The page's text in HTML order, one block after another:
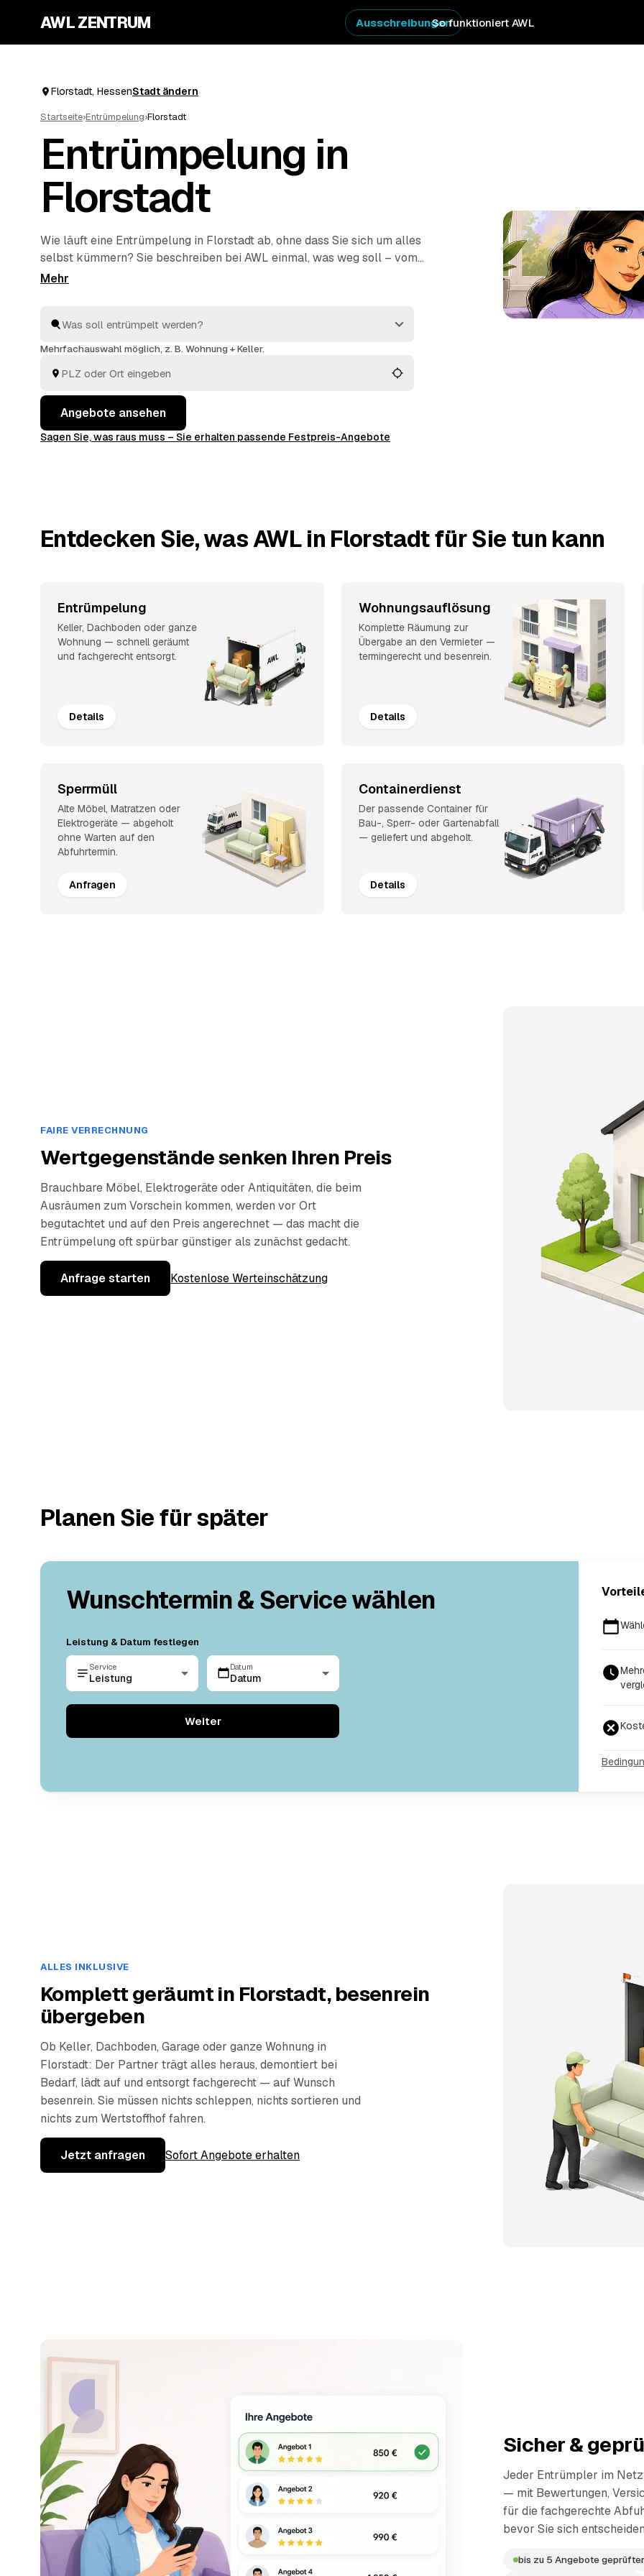
AWL ZENTRUM So funktioniert AWL
Ausschreibungen
Florstadt, HessenStadt ändern
Startseite›Entrümpelung›Florstadt
Entrümpelung in
Florstadt
Wie läuft eine Entrümpelung in Florstadt ab, ohne dass Sie sich um alles
selbst kümmern? Sie beschreiben bei AWL einmal, was weg soll – vom
einzelnen Keller bis zur kompletten
abtransportieren, fachgerecht entsorgen.
Mehrfachauswahl möglich, z. B. Wohnung + Keller.
Angebote ansehen
Sagen Sie, was raus muss – Sie erhalten passende Festpreis-Angebote
Entdecken Sie, was AWL in Florstadt für Sie tun kann
Entrümpelung
Keller, Dachboden oder ganze
Wohnung — schnell geräumt
und fachgerecht entsorgt.
Details
Wohnungsauflösung
Komplette Räumung zur
Übergabe an den Vermieter —
termingerecht und besenrein.
Details
Sperrmüll
Alte Möbel, Matratzen oder
Elektrogeräte — abgeholt
ohne Warten auf den
Abfuhrtermin.
Anfragen
Containerdienst
Der passende Container für
Bau-, Sperr- oder Gartenabfall
— geliefert und abgeholt.
Details
FAIRE VERRECHNUNG
Wertgegenstände senken Ihren Preis
Brauchbare Möbel, Elektrogeräte oder Antiquitäten, die beim
Ausräumen zum Vorschein kommen, werden vor Ort
begutachtet und auf den Preis angerechnet — das macht die
Entrümpelung oft spürbar günstiger als zunächst gedacht.
Anfrage starten Kostenlose Werteinschätzung
Planen Sie für später
Wunschtermin & Service wählen
Leistung & Datum festlegen
Service
Leistung
Datum
Datum
Weiter
ALLES INKLUSIVE
Komplett geräumt in Florstadt, besenrein
übergeben
Ob Keller, Dachboden, Garage oder ganze Wohnung in
Florstadt: Der Partner trägt alles heraus, demontiert bei
Bedarf, lädt auf und entsorgt fachgerecht — auf Wunsch
besenrein. Sie müssen nichts schleppen, nichts sortieren und
nichts zum Wertstoffhof fahren.
Jetzt anfragen Sofort Angebote erhalten
Sicher &
Jeder Entrümpler im
— mit Bewertungen,
für die fachgerechte
bevor Sie sich
bis zu 5 Angebote